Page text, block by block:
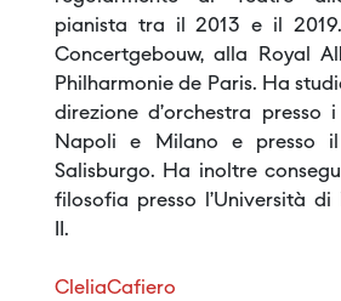
pianista tra il 2013 e il
Concertgebouw, alla Royal
Philharmonie de Paris. Ha
direzione d’orchestra presso
Napoli e Milano e presso
Salisburgo. Ha inoltre
filosofia presso l’Università di
II.
CleliaCafiero